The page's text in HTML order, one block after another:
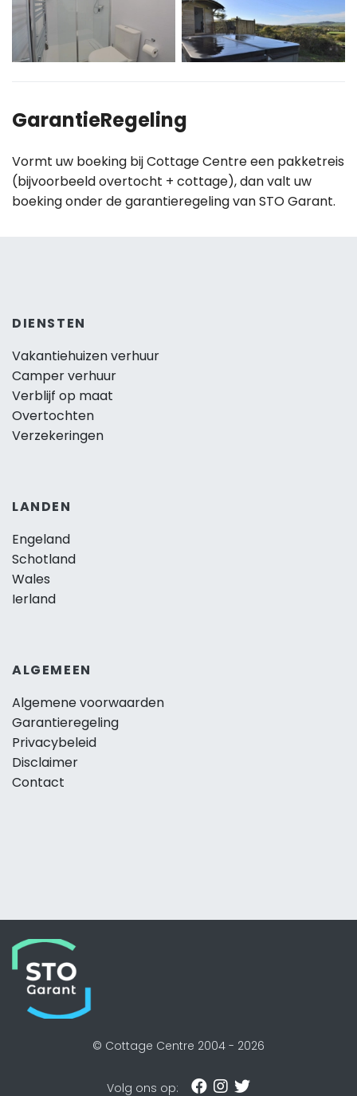
GarantieRegeling
Vormt uw boeking bij Cottage Centre een pakketreis
(bijvoorbeeld overtocht + cottage), dan valt uw
boeking onder de garantieregeling van STO Garant.
DIENSTEN
Vakantiehuizen verhuur
Camper verhuur
Verblijf op maat
Overtochten
Verzekeringen
LANDEN
Engeland
Schotland
Wales
Ierland
ALGEMEEN
Algemene voorwaarden
Garantieregeling
Privacybeleid
Disclaimer
Contact
© Cottage Centre 2004 - 2026
Volg ons op: